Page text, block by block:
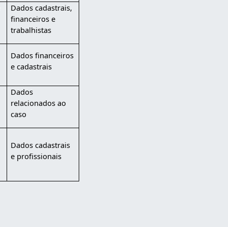
Dados cadastrais,
financeiros e
trabalhistas
Dados financeiros
e cadastrais
Dados
relacionados ao
caso
Dados cadastrais
e profissionais